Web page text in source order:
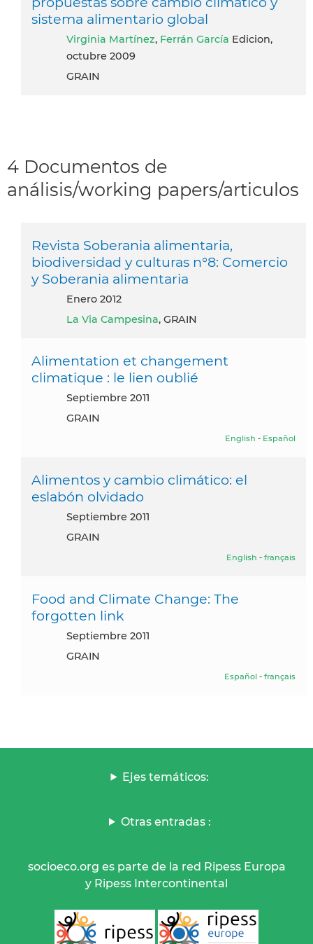
sistema alimentario global
Virginia Martínez, Ferrán García Edicion,
octubre 2009
GRAIN
4 Documentos de
análisis/working papers/articulos
Revista Soberania alimentaria,
biodiversidad y culturas n°8: Comercio
y Soberania alimentaria
enero 2012
La Via Campesina, GRAIN
Alimentation et changement
climatique : le lien oublié
septiembre 2011
GRAIN
English - Español
Alimentos y cambio climático: el
eslabón olvidado
septiembre 2011
GRAIN
English - français
Food and Climate Change: The
forgotten link
septiembre 2011
GRAIN
Español - français
Ejes temáticos:
Otras entradas :
socioeco.org es parte de la red Ripess Europa
y Ripess Intercontinental